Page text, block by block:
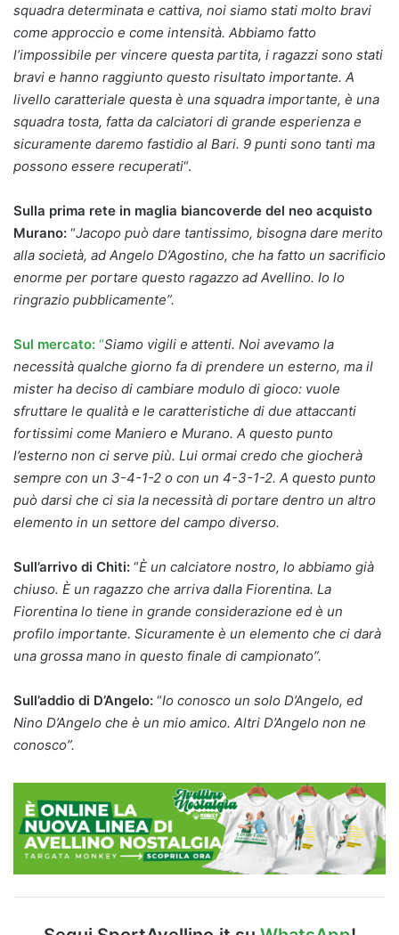
squadra determinata e cattiva, noi siamo stati molto bravi
come approccio e come intensità. Abbiamo fatto
l’impossibile per vincere questa partita, i ragazzi sono stati
bravi e hanno raggiunto questo risultato importante. A
livello caratteriale questa è una squadra importante, è una
squadra tosta, fatta da calciatori di grande esperienza e
sicuramente daremo fastidio al Bari. 9 punti sono tanti ma
possono essere recuperati“.
Sulla prima rete in maglia biancoverde del neo acquisto
Murano: “Jacopo può dare tantissimo, bisogna dare merito
alla società, ad Angelo D’Agostino, che ha fatto un sacrificio
enorme per portare questo ragazzo ad Avellino. Io lo
ringrazio pubblicamente”.
Sul mercato: “Siamo vigili e attenti. Noi avevamo la
necessità qualche giorno fa di prendere un esterno, ma il
mister ha deciso di cambiare modulo di gioco: vuole
sfruttare le qualità e le caratteristiche di due attaccanti
fortissimi come Maniero e Murano. A questo punto
l’esterno non ci serve più. Lui ormai credo che giocherà
sempre con un 3-4-1-2 o con un 4-3-1-2. A questo punto
può darsi che ci sia la necessità di portare dentro un altro
elemento in un settore del campo diverso.
Sull’arrivo di Chiti: “È un calciatore nostro, lo abbiamo già
chiuso. È un ragazzo che arriva dalla Fiorentina. La
Fiorentina lo tiene in grande considerazione ed è un
profilo importante. Sicuramente è un elemento che ci darà
una grossa mano in questo finale di campionato”.
Sull’addio di D’Angelo: “Io conosco un solo D’Angelo, ed
Nino D’Angelo che è un mio amico. Altri D’Angelo non ne
conosco”.